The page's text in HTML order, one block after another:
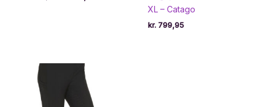
XL – Catago
kr. 799,95